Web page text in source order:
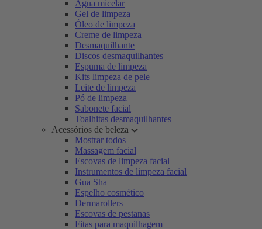
Água micelar
Gel de limpeza
Óleo de limpeza
Creme de limpeza
Desmaquilhante
Discos desmaquilhantes
Espuma de limpeza
Kits limpeza de pele
Leite de limpeza
Pó de limpeza
Sabonete facial
Toalhitas desmaquilhantes
Acessórios de beleza
Mostrar todos
Massagem facial
Escovas de limpeza facial
Instrumentos de limpeza facial
Gua Sha
Espelho cosmético
Dermarollers
Escovas de pestanas
Fitas para maquilhagem